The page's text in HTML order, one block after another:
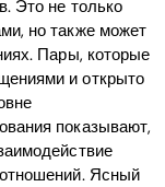
Это не только
но также может
Пары, которые
и открыто
показывают,
Ясный